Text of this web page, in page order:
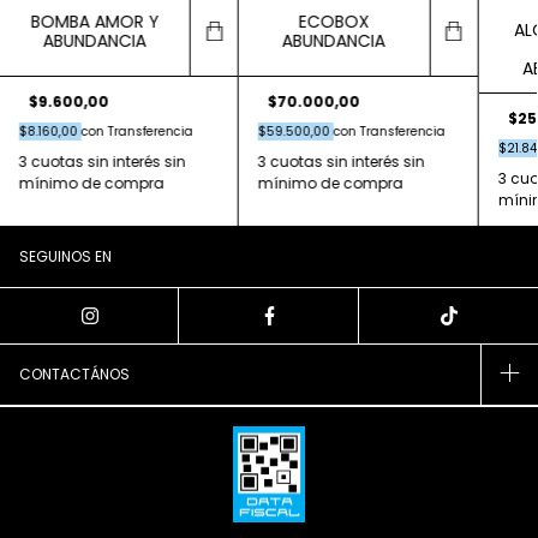
BOMBA AMOR Y
ABUNDANCIA
$9.600,00
$8.160,00con Transferencia
ECOBOX
ABUNDANCIA
$70.000,00
$59.500,00con Transferencia
SEGUINOS EN
CONTACTÁNOS